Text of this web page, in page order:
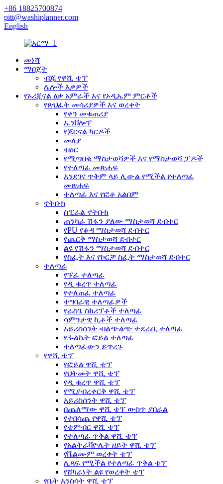
+86 18825700874
pitt@washiplanner.com
English
መነሻ
ማበጀት
ብጁ የዋሺ ቴፕ
ሌሎች እቃዎች
የኦሪጂናል ዕቃ አምራች እና የኦዲኤም ምርቶች
የጽህፈት መሳሪያዎች እና ወረቀት
የቀን መቁጠሪያ
ኤንቨሎፕ
የጆርናል ካርዶች
መለያ
ብዕር
የሚጣበቁ ማስታወሻዎች እና የማስታወሻ ፓዶች
የተለጣፊ መጽሐፍ
እንደገና ጥቅም ላይ ሊውል የሚችል የተለጣፊ
መጽሐፍ
ተለጣፊ እና የፎቶ አልበም
ኖትቡክ
ስፒራል ኖትቡክ
ጠንካራ ሽፋን ያለው ማስታወሻ ደብተር
የPU የቆዳ ማስታወሻ ደብተር
የጨርቅ ማስታወሻ ደብተር
ልዩ የሽፋን ማስታወሻ ደብተር
የስፌት እና የኮርቻ ስፌት ማስታወሻ ደብተር
ተለጣፊ
የፑፊ ተለጣፊ
የዲ ቁረጥ ተለጣፊ
የተለጠፈ ተለጣፊ
ተግባራዊ ተለጣፊዎች
የራስጌ ስክሪፕቶች ተለጣፊ
ሳምንታዊ ኪቶች ተለጣፊ
አይሪስሰንት ብልጭልጭ ተደራቢ ተለጣፊ
የ3-ልኬት ፎይል ተለጣፊ
ተለጣፊውን ይጥረጉ
የዋሺ ቴፕ
የፎይል ዋሺ ቴፕ
የህትመት ዋሺ ቴፕ
የዲ ቁረጥ ዋሺ ቴፕ
የሚያብረቀርቅ ዋሺ ቴፕ
አይሪስሰንት ዋሺ ቴፕ
በጨለማው ዋሺ ቴፕ ውስጥ ያበራል
የተበሳጨ የዋሺ ቴፕ
የቴምብር ዋሺ ቴፕ
የተለጣፊ ጥቅል ዋሺ ቴፕ
የአልትራቫዮሌት ዘይት ዋሺ ቴፕ
የቬልሙም ወረቀት ቴፕ
ሊጻፍ የሚችል የተለጣፊ ጥቅል ቴፕ
የሸካራነት ልዩ የወረቀት ቴፕ
የቤት እንስሳት ዋሺ ቴፕ